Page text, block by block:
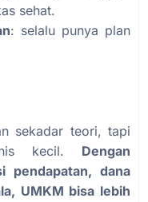
sehat.
: selalu punya plan
sekadar teori, tapi
kecil. Dengan
pendapatan, dana
UMKM bisa lebih